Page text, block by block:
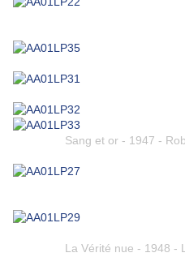
Sang et or - 1947 -
La Vérité nue - 1948 -